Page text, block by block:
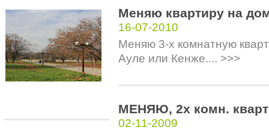
Меняю квартиру на
16-07-2010
Меняю 3-х комнатную
Ауле или Кенже.... >>>
МЕНЯЮ, 2х комн.
02-11-2009